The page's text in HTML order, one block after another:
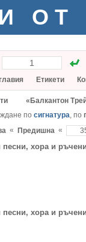
ОТ
Етикети
«Балкантон
по сигнатура, по
« Предишна «
песни, хора и
песни, хора и